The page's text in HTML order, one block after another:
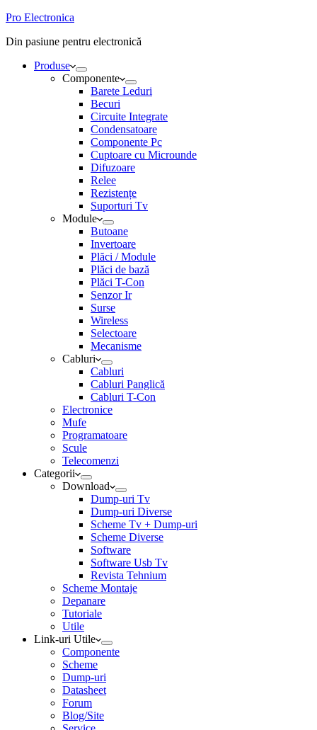
Pro Electronica
Din pasiune pentru electronică
Produse
Componente
Barete Leduri
Becuri
Circuite Integrate
Condensatoare
Componente Pc
Cuptoare cu Microunde
Difuzoare
Relee
Rezistențe
Suporturi Tv
Module
Butoane
Invertoare
Plăci / Module
Plăci de bază
Plăci T-Con
Senzor Ir
Surse
Wireless
Selectoare
Mecanisme
Cabluri
Cabluri
Cabluri Panglică
Cabluri T-Con
Electronice
Mufe
Programatoare
Scule
Telecomenzi
Categorii
Download
Dump-uri Tv
Dump-uri Diverse
Scheme Tv + Dump-uri
Scheme Diverse
Software
Software Usb Tv
Revista Tehnium
Scheme Montaje
Depanare
Tutoriale
Utile
Link-uri Utile
Componente
Scheme
Dump-uri
Datasheet
Forum
Blog/Site